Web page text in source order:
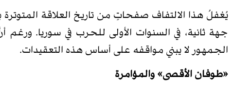
يُغفلُ هذا الالتفاف صفحاتٍ من تاريخ العلاقة
جهة ثانية، في السنوات الأولى للحرب في سوريا. ورغم
الجمهور لا يبني مواقفه على أساس هذه التعقيدات.
«طوفان الأقصى» والمؤامرة